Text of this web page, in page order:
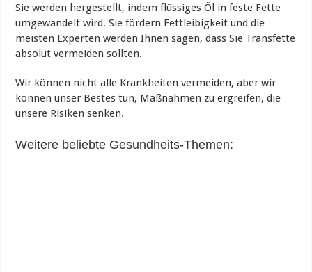
Sie werden hergestellt, indem flüssiges Öl in feste Fette
umgewandelt wird. Sie fördern Fettleibigkeit und die
meisten Experten werden Ihnen sagen, dass Sie Transfette
absolut vermeiden sollten.
Wir können nicht alle Krankheiten vermeiden, aber wir
können unser Bestes tun, Maßnahmen zu ergreifen, die
unsere Risiken senken.
Weitere beliebte Gesundheits-Themen: